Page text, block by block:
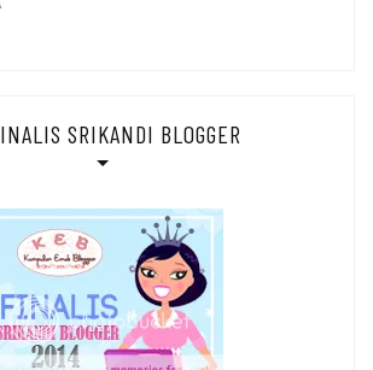
SRIKANDI BLOGGER